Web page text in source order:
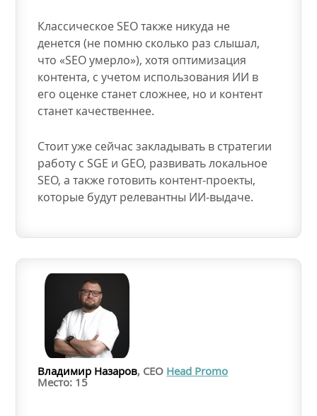
Классическое SEO также никуда не
денется (не помню сколько раз слышал,
что «SEO умерло»), хотя оптимизация
контента, с учетом использования ИИ в
его оценке станет сложнее, но и контент
станет качественнее.
Стоит уже сейчас закладывать в стратегии
работу с SGE и GEO, развивать локальное
SEO, а также готовить контент-проекты,
которые будут релевантны ИИ-выдаче.
Владимир Назаров, CEO Head Promo
Место: 15